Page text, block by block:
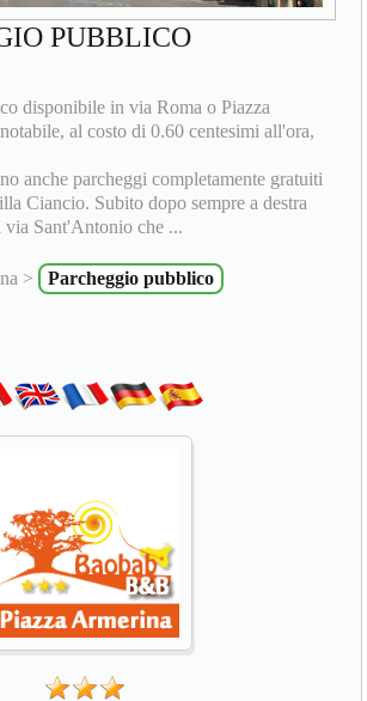
PUBBLICO
disponibile in via Roma o Piazza
al costo di 0.60 centesimi all'ora,
anche parcheggi completamente gratuiti
Ciancio. Subito dopo sempre a destra
via Sant'Antonio che ...
> Parcheggio pubblico